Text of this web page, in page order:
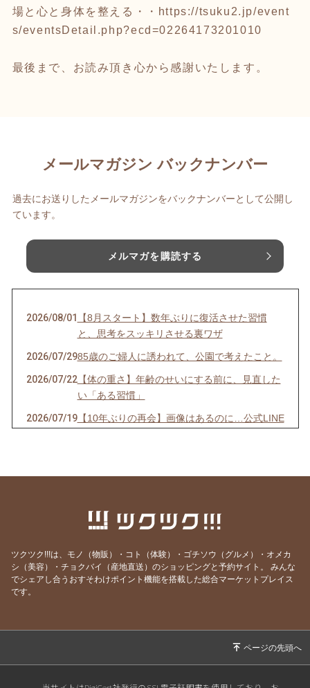
場と心と身体を整える・・ https://tsuku2.jp/event
s/eventsDetail.php?ecd=02264173201010
最後まで、お読み頂き心から感謝いたします。
メールマガジン バックナンバー
過去にお送りしたメールマガジンをバックナンバーとして公開し
ています。
メルマガを購読する
2026/08/01
【8月スタート】数年ぶりに復活させた習慣
と、思考をスッキリさせる裏ワザ
2026/07/2985歳のご婦人に誘われて、公園で考えたこと。
2026/07/22【体の重さ】年齢のせいにする前に、見直した
い「ある習慣」
2026/07/19【10年ぶりの再会】画像はあるのに…公式LINE
け、軽やかに挑戦し続ける秘訣
るほど心が動いた理由
2026/06/15 【激痛】1週間前から膝裏が痛くて深くしゃが
2026/06/01動いたから出会えた・出会いに感謝
ツクツク!!!は、モノ（物販）・コト（体験）・ゴチソウ（グルメ）・オメカ
シ（美容）・チョクバイ（産地直送）のショッピングと予約サイト。
みんな
でシェアし合うおすそわけポイント機能を搭載した総合マーケットプレイス
です。